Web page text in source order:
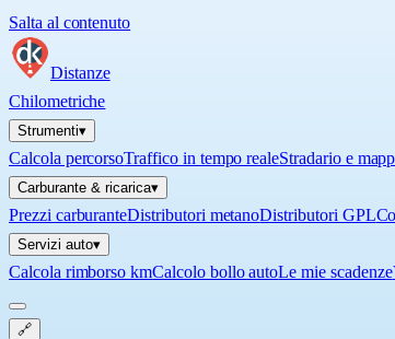
Salta al contenuto
Distanze
Chilometriche
Strumenti▾
Calcola percorsoTraffico in tempo realeStradario e
Carburante & ricarica▾
Prezzi carburanteDistributori metanoDistributori GPL
Servizi auto▾
Calcola rimborso kmCalcolo bollo autoLe mie scadenze
🔗